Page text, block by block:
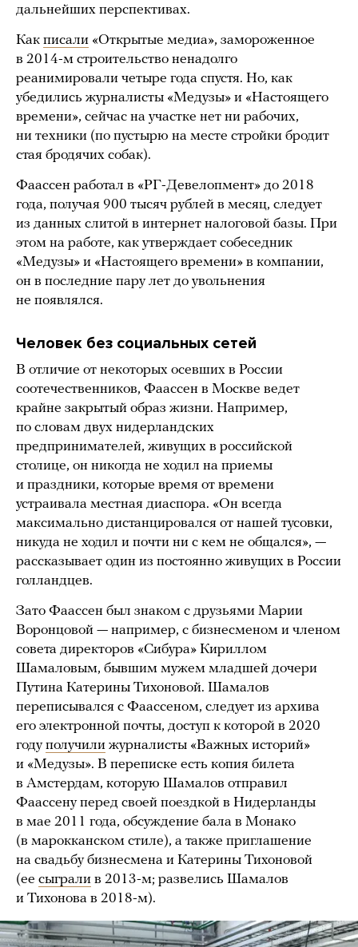
дальнейших перспективах.
Как писали «Открытые медиа», замороженное
в 2014-м строительство ненадолго
реанимировали четыре года спустя. Но, как
убедились журналисты «Медузы» и «Настоящего
времени», сейчас на участке нет ни рабочих,
ни техники (по пустырю на месте стройки бродит
стая бродячих собак).
Фаассен работал в «РГ-Девелопмент» до 2018
года, получая 900 тысяч рублей в месяц, следует
из данных слитой в интернет налоговой базы. При
этом на работе, как утверждает собеседник
«Медузы» и «Настоящего времени» в компании,
он в последние пару лет до увольнения
не появлялся.
Человек без социальных сетей
В отличие от некоторых осевших в России
соотечественников, Фаассен в Москве ведет
крайне закрытый образ жизни. Например,
по словам двух нидерландских
предпринимателей, живущих в российской
столице, он никогда не ходил на приемы
и праздники, которые время от времени
устраивала местная диаспора. «Он всегда
максимально дистанцировался от нашей тусовки,
никуда не ходил и почти ни с кем не общался», —
рассказывает один из постоянно живущих в России
голландцев.
Зато Фаассен был знаком с друзьями Марии
Воронцовой — например, с бизнесменом и членом
совета директоров «Сибура» Кириллом
Шамаловым, бывшим мужем младшей дочери
Путина Катерины Тихоновой. Шамалов
переписывался с Фаассеном, следует из архива
его электронной почты, доступ к которой в 2020
годуполучили журналисты «Важных историй»
и «Медузы». В переписке есть копия билета
в Амстердам, которую Шамалов отправил
Фаассену перед своей поездкой в Нидерланды
в мае 2011 года, обсуждение бала в Монако
(в марокканском стиле), а также приглашение
на свадьбу бизнесмена и Катерины Тихоновой
(ее сыграли в 2013-м; развелись Шамалов
и Тихонова в 2018-м).